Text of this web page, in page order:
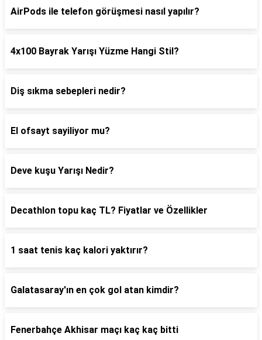
AirPods ile telefon görüşmesi nasıl yapılır?
4x100 Bayrak Yarışı Yüzme Hangi Stil?
Diş sıkma sebepleri nedir?
El ofsayt sayiliyor mu?
Deve kuşu Yarışı Nedir?
Decathlon topu kaç TL? Fiyatlar ve Özellikler
1 saat tenis kaç kalori yaktırır?
Galatasaray'ın en çok gol atan kimdir?
Fenerbahçe Akhisar maçı kaç kaç bitti